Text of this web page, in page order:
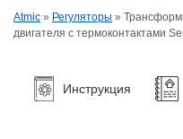
Atmic » Регуляторы »
двигателя с термоконтактами
Инструкция